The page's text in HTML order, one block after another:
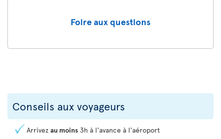
Foire aux questions
Conseils aux voyageurs
Arrivez au moins 3h à l'avance à l'aéroport